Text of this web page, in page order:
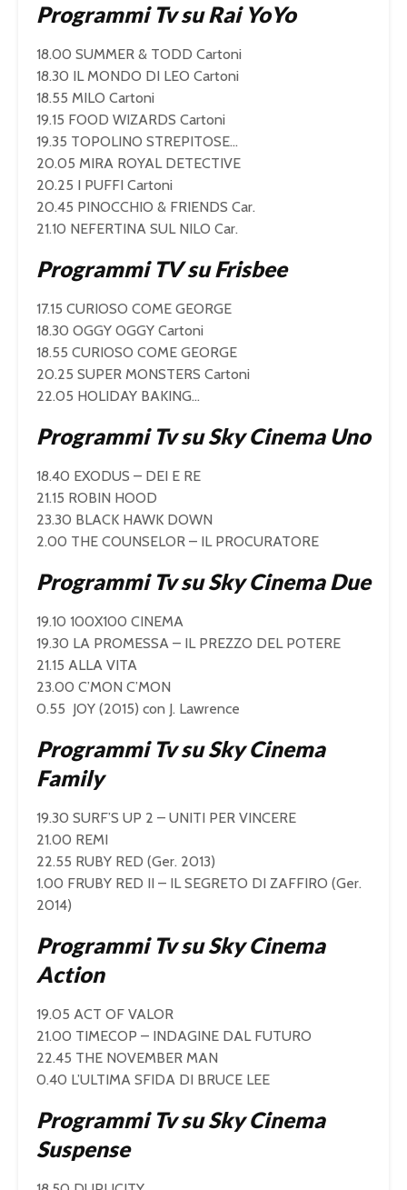
Programmi Tv su Rai YoYo
18.00 SUMMER & TODD Cartoni
18.30 IL MONDO DI LEO Cartoni
18.55 MILO Cartoni
19.15 FOOD WIZARDS Cartoni
19.35 TOPOLINO STREPITOSE…
20.05 MIRA ROYAL DETECTIVE
20.25 I PUFFI Cartoni
20.45 PINOCCHIO & FRIENDS Car.
21.10 NEFERTINA SUL NILO Car.
Programmi TV su Frisbee
17.15 CURIOSO COME GEORGE
18.30 OGGY OGGY Cartoni
18.55 CURIOSO COME GEORGE
20.25 SUPER MONSTERS Cartoni
22.05 HOLIDAY BAKING…
Programmi Tv su Sky Cinema Uno
18.40 EXODUS – DEI E RE
21.15 ROBIN HOOD
23.30 BLACK HAWK DOWN
2.00 THE COUNSELOR – IL PROCURATORE
Programmi Tv su Sky Cinema Due
19.10 100X100 CINEMA
19.30 LA PROMESSA – IL PREZZO DEL POTERE
21.15 ALLA VITA
23.00 C’MON C’MON
0.55 JOY (2015) con J. Lawrence
Programmi Tv su Sky Cinema
Family
19.30 SURF’S UP 2 – UNITI PER VINCERE
21.00 REMI
22.55 RUBY RED (Ger. 2013)
1.00 FRUBY RED II – IL SEGRETO DI ZAFFIRO (Ger.
2014)
Programmi Tv su Sky Cinema
Action
19.05 ACT OF VALOR
21.00 TIMECOP – INDAGINE DAL FUTURO
22.45 THE NOVEMBER MAN
0.40 L’ULTIMA SFIDA DI BRUCE LEE
Programmi Tv su Sky Cinema
Suspense